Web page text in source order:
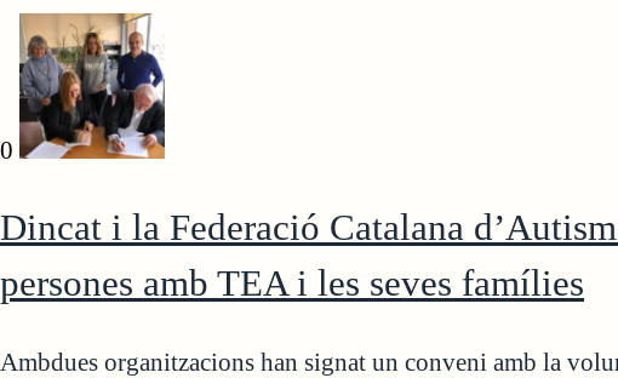
0
Dincat i la Federació Catalana
persones amb TEA i les seves famílies
Ambdues organitzacions han signat un conveni amb la